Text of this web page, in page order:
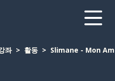
좌 활동 Slimane - Mon